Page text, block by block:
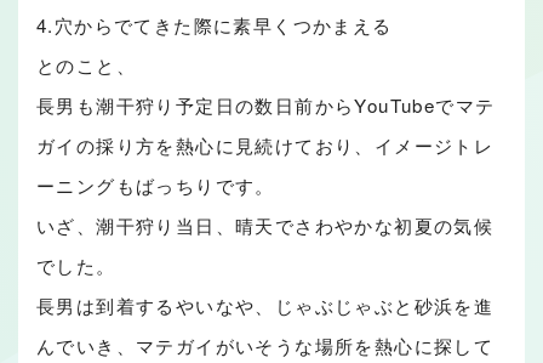
4.穴からでてきた際に素早くつかまえる
とのこと、
長男も潮干狩り予定日の数日前からYouTubeでマテ
ガイの採り方を熱心に見続けており、イメージトレ
ーニングもばっちりです。
いざ、潮干狩り当日、晴天でさわやかな初夏の気候
でした。
長男は到着するやいなや、じゃぶじゃぶと砂浜を進
んでいき、マテガイがいそうな場所を熱心に探して